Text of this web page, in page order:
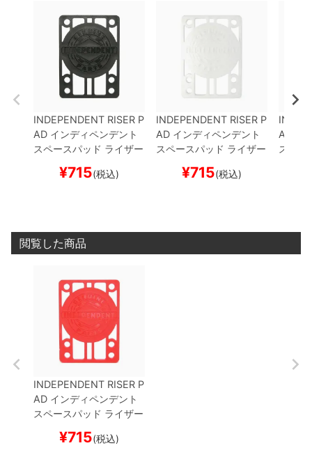
INDEPENDENT RISER P
AD インディペンデント
スペースパッド ライザー
S・SUMMIT黒1/8イン
¥715(税込)
INDEPENDENT RISER P
AD インディペンデント
スペースパッド ライザー
S・SUMMIT白1/8イン
¥715(税込)
AD
スペー
閲覧した商品
INDEPENDENT RISER P
AD インディペンデント
スペースパッド ライザー
S・SUMMIT赤1/8イン
¥715(税込)